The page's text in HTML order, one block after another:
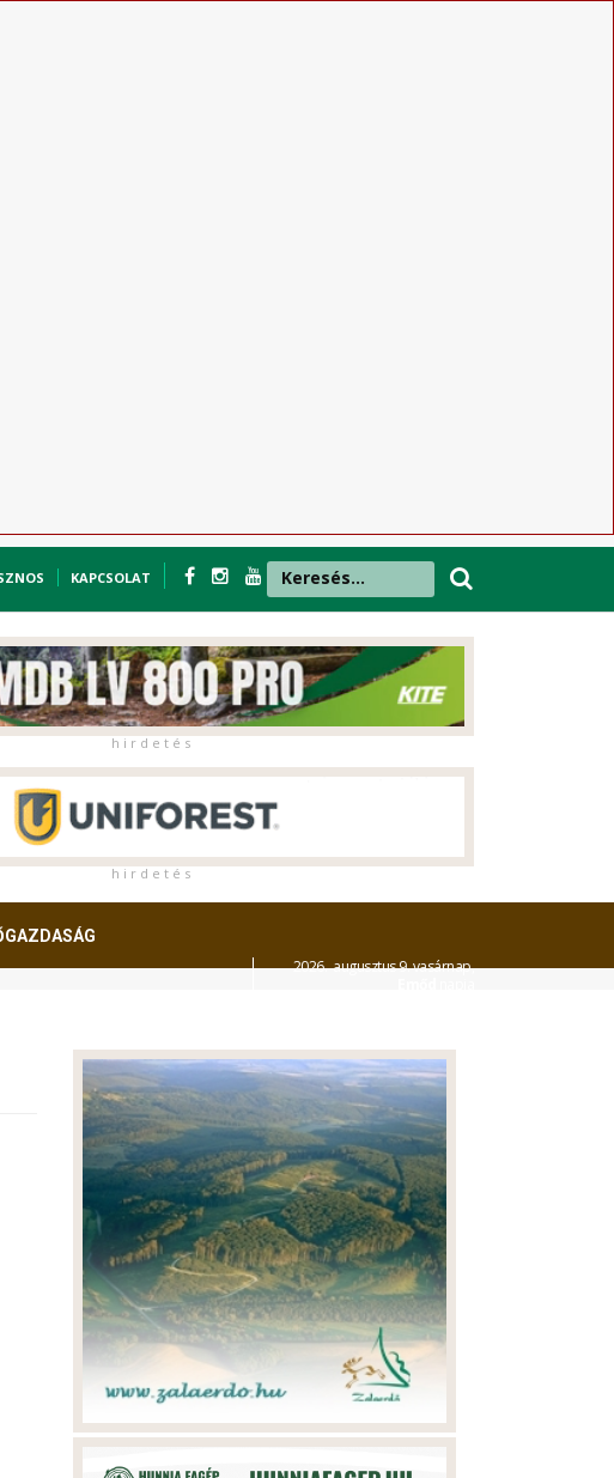
KAPCSOLAT
h i r d e t é s
h i r d e t é s
2026. augusztus 9. vasárnap,